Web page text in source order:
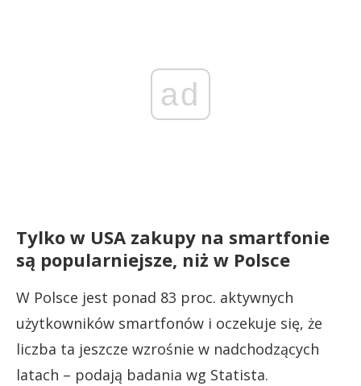
ad
Tylko w USA zakupy na smartfonie
są popularniejsze, niż w Polsce
W Polsce jest ponad 83 proc. aktywnych
użytkowników smartfonów i oczekuje się, że
liczba ta jeszcze wzrośnie w nadchodzących
latach – podają badania wg Statista.